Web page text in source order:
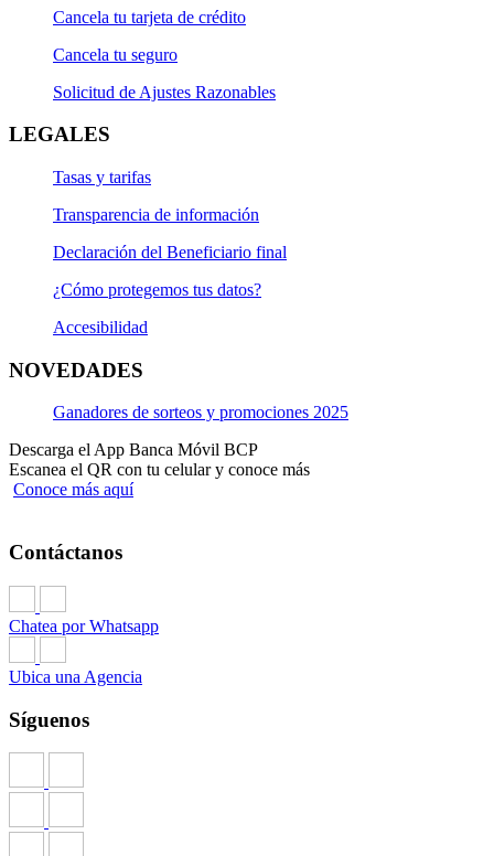
Cancela tu tarjeta de crédito
Cancela tu seguro
Solicitud de Ajustes Razonables
LEGALES
Tasas y tarifas
Transparencia de información
Declaración del Beneficiario final
¿Cómo protegemos tus datos?
Accesibilidad
NOVEDADES
Ganadores de sorteos y promociones 2025
Descarga el App Banca Móvil BCP
Escanea el QR con tu celular y conoce más
Conoce más aquí
Contáctanos
Chatea por Whatsapp
Ubica una Agencia
Síguenos